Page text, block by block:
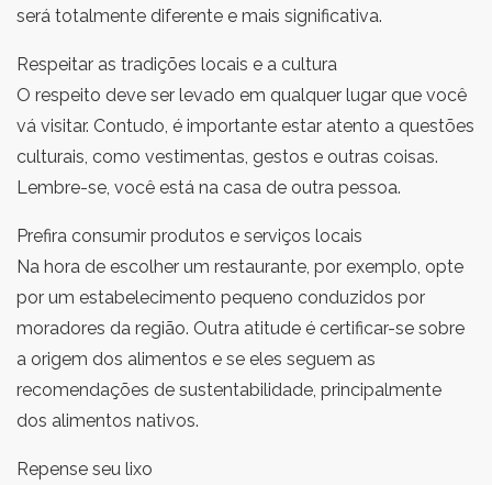
será totalmente diferente e mais significativa.
Respeitar as tradições locais e a cultura
O respeito deve ser levado em qualquer lugar que você
vá visitar. Contudo, é importante estar atento a questões
culturais, como vestimentas, gestos e outras coisas.
Lembre-se, você está na casa de outra pessoa.
Prefira consumir produtos e serviços locais
Na hora de escolher um restaurante, por exemplo, opte
por um estabelecimento pequeno conduzidos por
moradores da região. Outra atitude é certificar-se sobre
a origem dos alimentos e se eles seguem as
recomendações de sustentabilidade, principalmente
dos alimentos nativos.
Repense seu lixo